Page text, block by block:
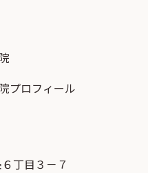
プロフィール
丁目３－７